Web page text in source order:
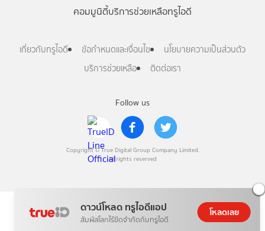
ดาวน์โหลด ทรูไอดีแอป
สัมผัสโลกไร้ขีดจำกัดกับทรูไอดี
โหลดเลย
Follow us
Copyright © True Digital Group Company Limited.
All rights reserved
คอมมูนิตี้บริการช่วยเหลือทรูไอดี
เกี่ยวกับทรูไอดี ข้อกำหนดและเงื่อนไข
นโยบายความเป็นส่วนตัว
บริการช่วยเหลือ
ติดต่อเรา